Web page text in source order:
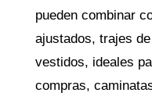
pueden combinar
ajustados, trajes
vestidos, ideales
compras,